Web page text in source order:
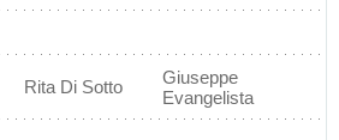
Rita Di Sotto
Giuseppe
Evangelista